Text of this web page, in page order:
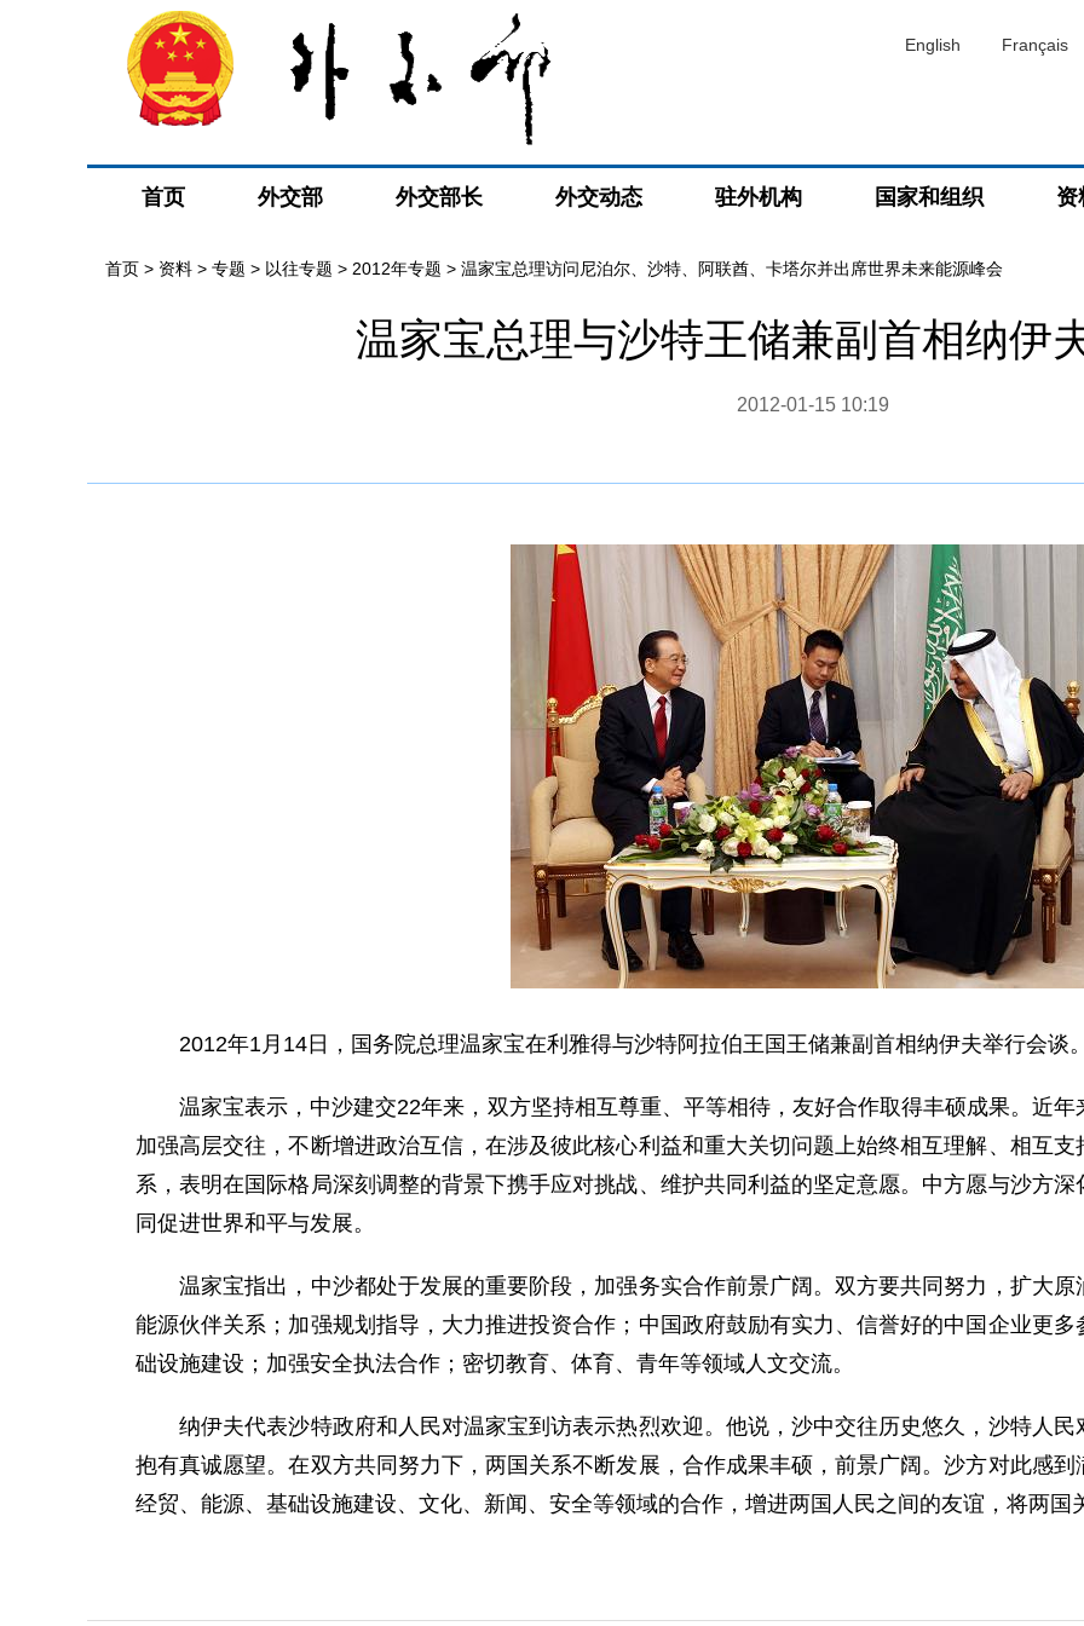
English Français
首页 外交部 外交部长 外交动态 驻外机构 国家和组织 资
首页 > 资料 > 专题 > 以往专题 > 2012年专题 > 温家宝总理访问尼泊尔、沙特、阿联酋、卡塔尔并出席世界未来能源峰会
温家宝总理与沙特王储兼副首相纳伊
2012-01-15 10:19
2012年1月14日，国务院总理温家宝在利雅得与沙特阿拉伯王国王储兼副首相纳伊夫举行会谈
温家宝表示，中沙建交22年来，双方坚持相互尊重、平等相待，友好合作取得丰硕成果。近年
加强高层交往，不断增进政治互信，在涉及彼此核心利益和重大关切问题上始终相互理解、相互
系，表明在国际格局深刻调整的背景下携手应对挑战、维护共同利益的坚定意愿。中方愿与沙方
同促进世界和平与发展。
温家宝指出，中沙都处于发展的重要阶段，加强务实合作前景广阔。双方要共同努力，扩大原
能源伙伴关系；加强规划指导，大力推进投资合作；中国政府鼓励有实力、信誉好的中国企业更
础设施建设；加强安全执法合作；密切教育、体育、青年等领域人文交流。
纳伊夫代表沙特政府和人民对温家宝到访表示热烈欢迎。他说，沙中交往历史悠久，沙特人民
抱有真诚愿望。在双方共同努力下，两国关系不断发展，合作成果丰硕，前景广阔。沙方对此感
经贸、能源、基础设施建设、文化、新闻、安全等领域的合作，增进两国人民之间的友谊，将两国